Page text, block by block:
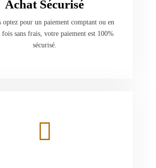
Achat Sécurisé
optez pour un paiement comptant ou en
fois sans frais, votre paiement est 100%
sécurisé.